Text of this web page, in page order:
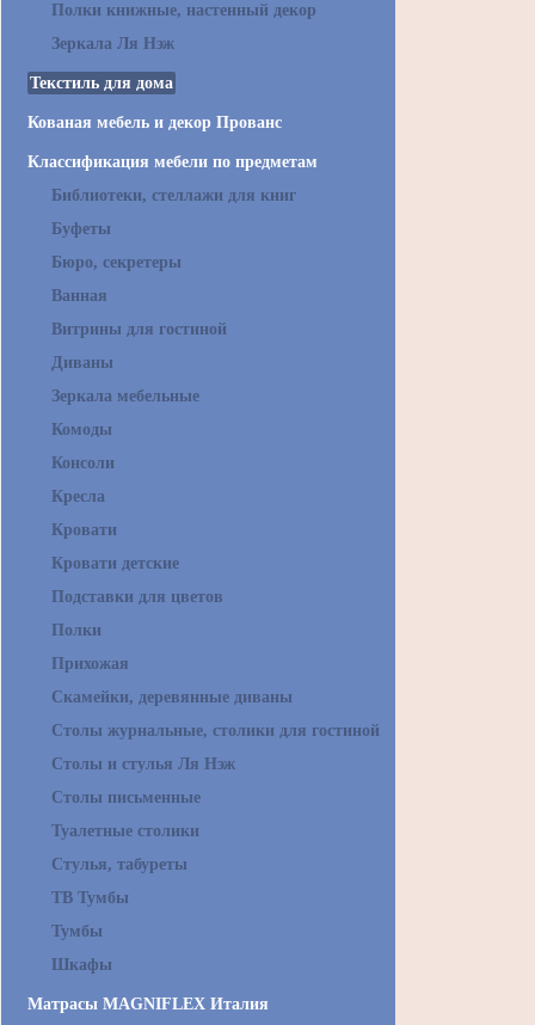
Полки книжные, настенный декор
Зеркала Ля Нэж
Текстиль для дома
Кованая мебель и декор Прованс
Классификация мебели по предметам
Библиотеки, стеллажи для книг
Буфеты
Бюро, секретеры
Ванная
Витрины для гостиной
Диваны
Зеркала мебельные
Комоды
Консоли
Кресла
Кровати
Кровати детские
Подставки для цветов
Полки
Прихожая
Скамейки, деревянные диваны
Столы журнальные, столики для гостиной
Столы и стулья Ля Нэж
Столы письменные
Туалетные столики
Стулья, табуреты
ТВ Тумбы
Тумбы
Шкафы
Матрасы MAGNIFLEX Италия